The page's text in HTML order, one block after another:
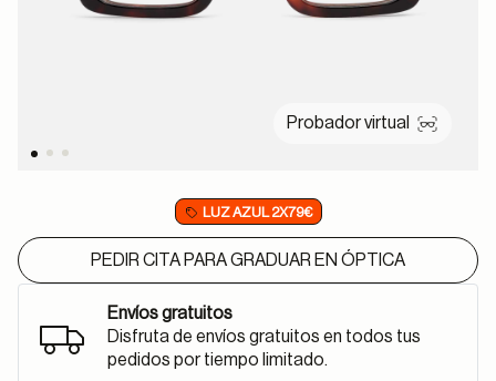
Probador virtual
LUZ AZUL 2X79€
PEDIR CITA PARA GRADUAR EN ÓPTICA
Envíos gratuitos
Disfruta de envíos gratuitos en todos tus
pedidos por tiempo limitado.